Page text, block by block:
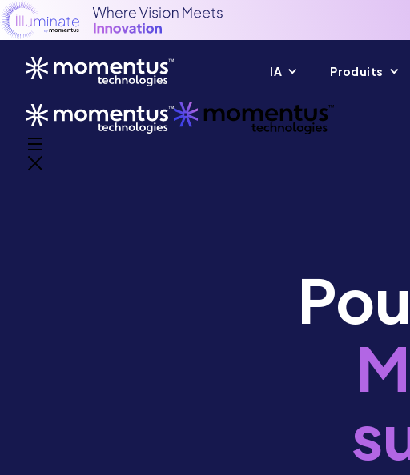
IA Produits